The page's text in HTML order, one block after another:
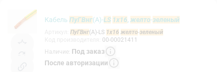
Кабель ПуГВнг(А)-LS 1х16, желто-зеленый
ПуГВнг(А)-LS 1х16 желто-зеленый
00-00021411
Наличие: Под заказ
После авторизации